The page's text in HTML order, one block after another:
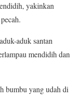
yakinkan
aduk santan
mendidih dan
bumbu yang udah di